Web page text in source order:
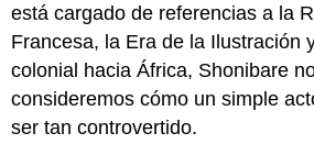
está cargado de referencias a la
Francesa, la Era de la Ilustración
colonial hacia África, Shonibare
consideremos cómo un simple
ser tan controvertido.